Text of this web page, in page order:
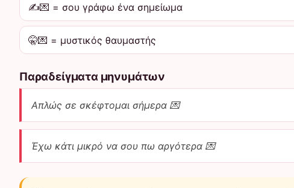
✍️💌 = σου γράφω ένα σημείωμα
🤫💌 = μυστικός θαυμαστής
Παραδείγματα μηνυμάτων
Απλώς σε σκέφτομαι σήμερα 💌
Έχω κάτι μικρό να σου πω αργότερα 💌